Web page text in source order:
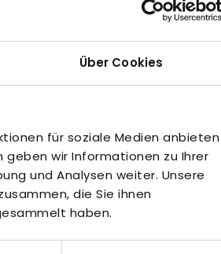
Über Cookies
für soziale Medien anbieten
geben wir Informationen zu Ihrer
und Analysen weiter. Unsere
die Sie ihnen
haben.